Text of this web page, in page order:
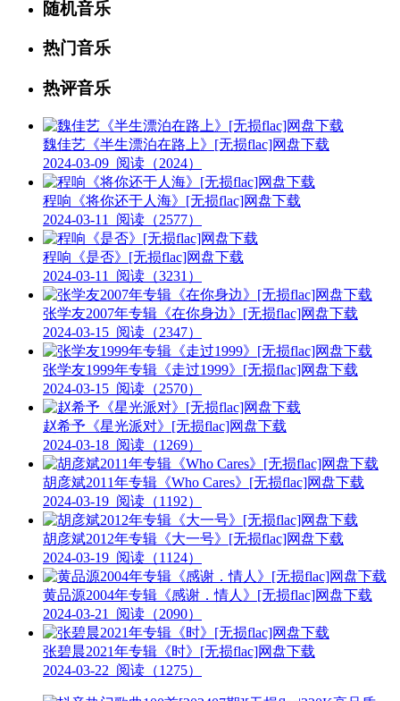
随机音乐
热门音乐
热评音乐
魏佳艺《半生漂泊在路上》[无损flac]网盘下载
2024-03-09 阅读（2024）
程响《将你还于人海》[无损flac]网盘下载
2024-03-11
阅读（2577）
程响《是否》[无损flac]网盘下载
2024-03-11
阅读（3231）
张学友2007年专辑《在你身边》[无损flac]网盘下载
2024-03-15 阅读（2347）
张学友1999年专辑《走过1999》[无损flac]网盘下载
2024-03-15 阅读（2570）
赵希予《星光派对》[无损flac]网盘下载
2024-03-18 阅读（1269）
胡彦斌2011年专辑《Who Cares》[无损flac]网盘下载
2024-03-19 阅读（1192）
胡彦斌2012年专辑《大一号》[无损flac]网盘下载
2024-03-19 阅读（1124）
黄品源2004年专辑《感谢．情人》[无损flac]网盘下载
2024-03-21
阅读（2090）
张碧晨2021年专辑《时》[无损flac]网盘下载
2024-03-22 阅读（1275）